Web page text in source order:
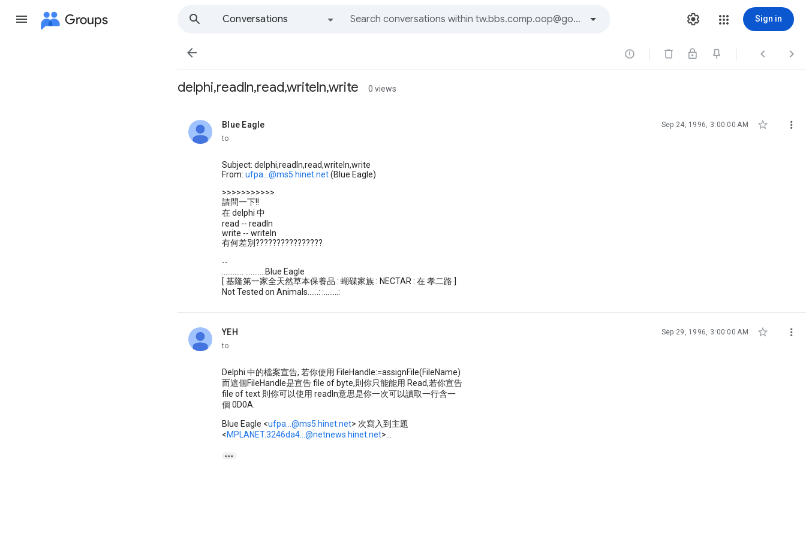
Groups
Conversations
Sign in
   
delphi,readln,read,writeln,write 0 views
Blue Eagle
unread, Sep 24, 1996, 3:00:00 AM  
to
Subject: delphi,readln,read,writeln,write
From: ufpa...@ms5.hinet.net(Blue Eagle)
>>>>>>>>>>>
請問一下!!
在 delphi 中
read -- readln
write -- writeln
有何差別????????????????
--
............ ...........Blue Eagle
[ 基隆第一家全天然草本保養品 : 蝴碟家族 : NECTAR : 在 孝二路 ]
Not Tested on Animals......: :........:
YEH
unread, Sep 29, 1996, 3:00:00 AM  
to
Delphi 中的檔案宣告, 若你使用 FileHandle:=assignFile(FileName)
而這個FileHandle是宣告 file of byte,則你只能能用 Read,若你宣告
file of text 則你可以使用 readln意思是你一次可以讀取一行含一
個 0D0A.
Blue Eagle <ufpa...@ms5.hinet.net> 次寫入到主題
<MPLANET.3246da4...@netnews.hinet.net>...
